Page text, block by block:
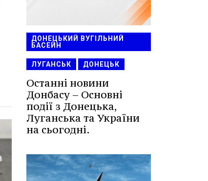
ДОНЕЦЬКИЙ ВУГІЛЬНИЙ
БАСЕЙН
ЛУГАНСЬК ДОНЕЦЬК
Останні новини
Донбасу – Основні
події з Донецька,
Луганська та України
на сьогодні.